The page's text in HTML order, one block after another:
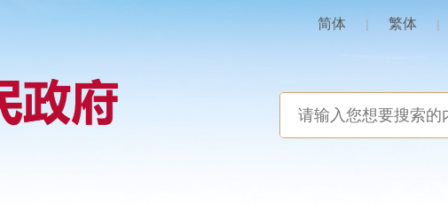
简体 | 繁体 |